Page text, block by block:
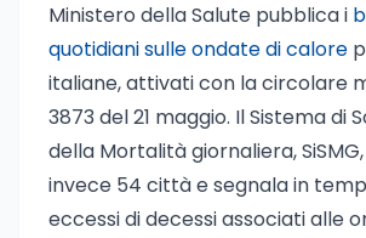
Ministero della Salute pubblica i
quotidiani sulle ondate di calore
italiane, attivati con la circolare
3873 del 21 maggio. Il Sistema di
della Mortalità giornaliera,
invece 54 città e segnala in
eccessi di decessi associati alle